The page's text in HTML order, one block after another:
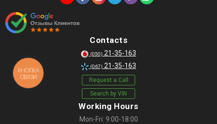
Contacts
(050) 21-35-163
(067) 21-35-163
Request a Call
Search by VIN
Working Hours
Mon-Fri: 9:00-18:00
КНОПКА
СВЯЗИ